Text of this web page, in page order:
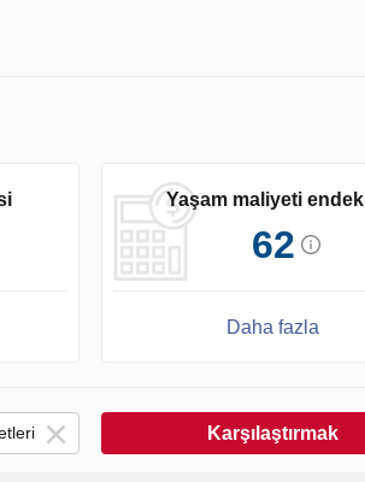
Yaşam maliyeti
62
Daha fazla
Karşılaştırmak